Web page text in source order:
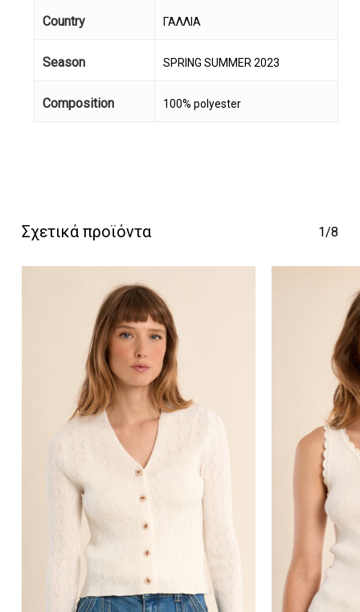
Country ΓΑΛΛΙΑ
Season SPRING SUMMER 2023
Composition 100% polyester
Σχετικά προϊόντα 1/8